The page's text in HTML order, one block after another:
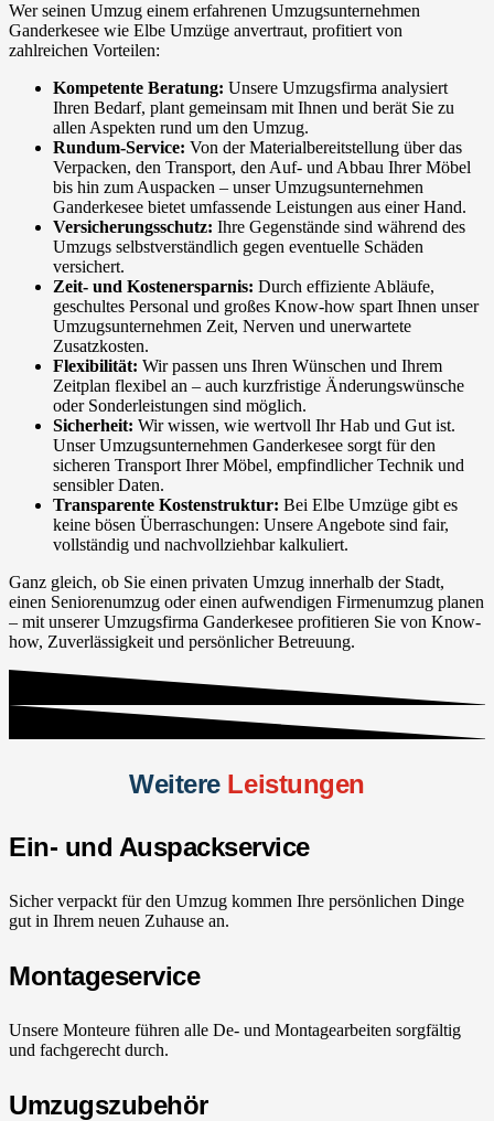
Wer seinen Umzug einem erfahrenen Umzugsunternehmen
Ganderkesee wie Elbe Umzüge anvertraut, profitiert von
zahlreichen Vorteilen:
Kompetente Beratung: Unsere Umzugsfirma analysiert
Ihren Bedarf, plant gemeinsam mit Ihnen und berät Sie zu
allen Aspekten rund um den Umzug.
Rundum-Service: Von der Materialbereitstellung über das
Verpacken, den Transport, den Auf- und Abbau Ihrer Möbel
bis hin zum Auspacken – unser Umzugsunternehmen
Ganderkesee bietet umfassende Leistungen aus einer Hand.
Versicherungsschutz: Ihre Gegenstände sind während des
Umzugs selbstverständlich gegen eventuelle Schäden
versichert.
Zeit- und Kostenersparnis: Durch effiziente Abläufe,
geschultes Personal und großes Know-how spart Ihnen unser
Umzugsunternehmen Zeit, Nerven und unerwartete
Zusatzkosten.
Flexibilität: Wir passen uns Ihren Wünschen und Ihrem
Zeitplan flexibel an – auch kurzfristige Änderungswünsche
oder Sonderleistungen sind möglich.
Sicherheit: Wir wissen, wie wertvoll Ihr Hab und Gut ist.
Unser Umzugsunternehmen Ganderkesee sorgt für den
sicheren Transport Ihrer Möbel, empfindlicher Technik und
sensibler Daten.
Transparente Kostenstruktur: Bei Elbe Umzüge gibt es
keine bösen Überraschungen: Unsere Angebote sind fair,
vollständig und nachvollziehbar kalkuliert.
Ganz gleich, ob Sie einen privaten Umzug innerhalb der Stadt,
einen Seniorenumzug oder einen aufwendigen Firmenumzug planen
– mit unserer Umzugsfirma Ganderkesee profitieren Sie von Know-
how, Zuverlässigkeit und persönlicher Betreuung.
Weitere Leistungen
Ein- und Auspackservice
Sicher verpackt für den Umzug kommen Ihre persönlichen Dinge
gut in Ihrem neuen Zuhause an.
Montageservice
Unsere Monteure führen alle De- und Montagearbeiten sorgfältig
und fachgerecht durch.
Umzugszubehör